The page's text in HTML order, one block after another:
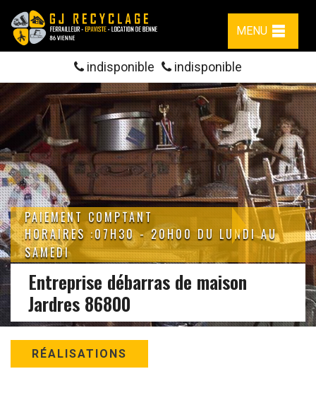
MENU
indisponible indisponible
PAIEMENT COMPTANT
HORAIRES :07H30 - 20H00 DU LUNDI AU
SAMEDI
Entreprise débarras de maison
Jardres 86800
RÉALISATIONS